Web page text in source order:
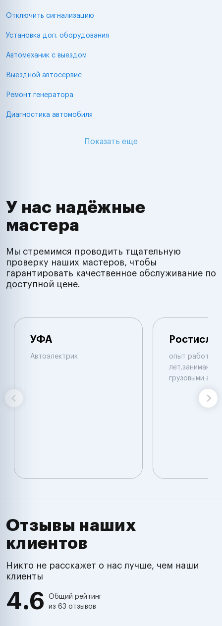
Отключить сигнализацию
Установка доп. оборудования
Автомеханик с выездом
Выездной автосервис
Ремонт генератора
Диагностика автомобиля
Показать еще
У нас надёжные
мастера
Мы стремимся проводить тщательную
проверку наших мастеров, чтобы
гарантировать качественное обслуживание по
доступной цене.
УФА
Автоэлектрик
Ростислав
опыт работы
лет,занимаюсь
грузовыми
Отзывы наших
клиентов
Никто не расскажет о нас лучше, чем наши
клиенты
4.6
Общий рейтинг
из 63 отзывов